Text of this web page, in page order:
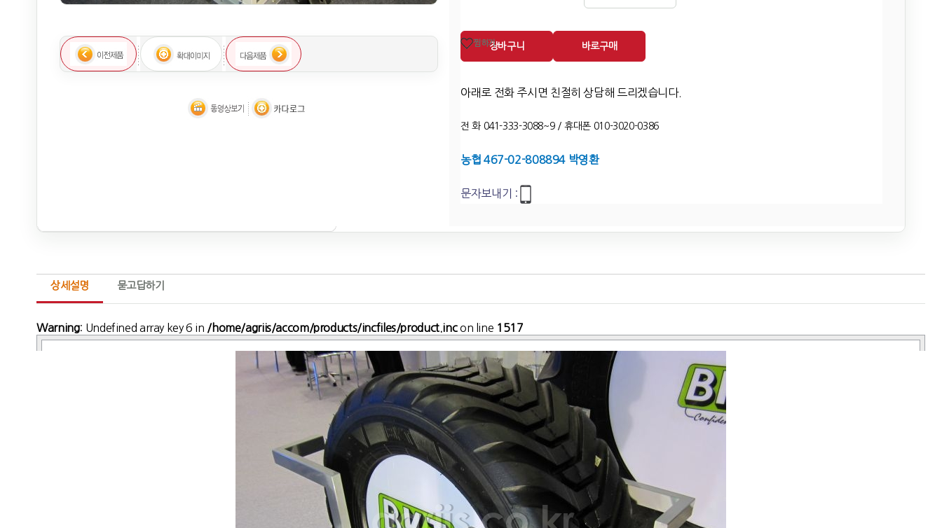
찜하기장바구니 바로구매
아래로 전화 주시면 친절히 상담해 드리겠습니다.
전 화 041-333-3088~9 / 휴대폰 010-3020-0386
농협 467-02-808894 박영환
문자보내기 :
상세설명 묻고답하기
Warning: Undefined array key 6 in /home/agriis/accom/products/incfiles/product.incon line 1517